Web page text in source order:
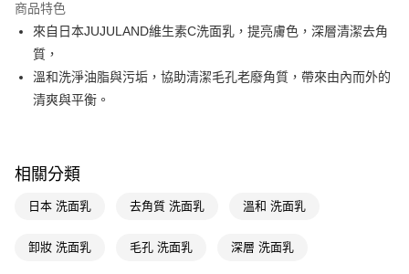
LINE Pay
Apple Pay
街口支付
【關於「AFTEE先享後付」】
AFTEE先享後付是「在收到商品之後才付款」的支付方式。 讓您購物簡單
即享券
商品特色
來自日本JUJULAND維生素C洗面乳，提亮膚色，深層清潔去角
質，
溫和洗淨油脂與污垢，協助清潔毛孔老廢角質，帶來由內而外的
清爽與平衡。
相關分類
日本 洗面乳 去角質 洗面乳 溫和 洗面乳
卸妝 洗面乳 毛孔 洗面乳 深層 洗面乳